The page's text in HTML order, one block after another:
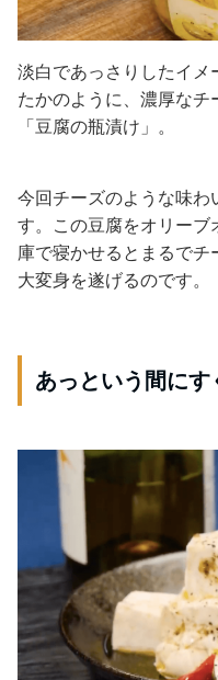
淡白であっさりしたイメ
たかのように、濃厚な
「豆腐の瓶漬け」。
今回チーズのような味
す。この豆腐をオリー
庫で寝かせるとまるでチ
大変身を遂げるのです。
あっという間にす